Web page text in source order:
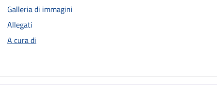
Galleria di immagini
Allegati
A cura di